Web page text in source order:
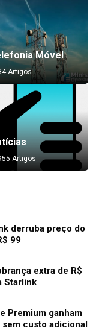
Móvel
Artigos
Artigos
derruba preço do
99
extra de R$
Starlink
Premium ganham
custo adicional